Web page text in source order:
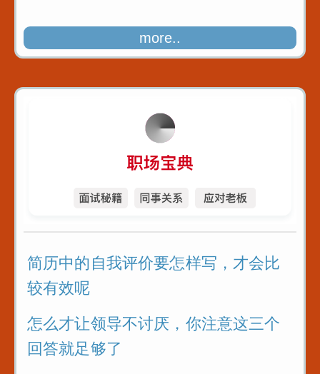
more..
简历中的自我评价要怎样写，才会比
较有效呢
怎么才让领导不讨厌，你注意这三个
回答就足够了